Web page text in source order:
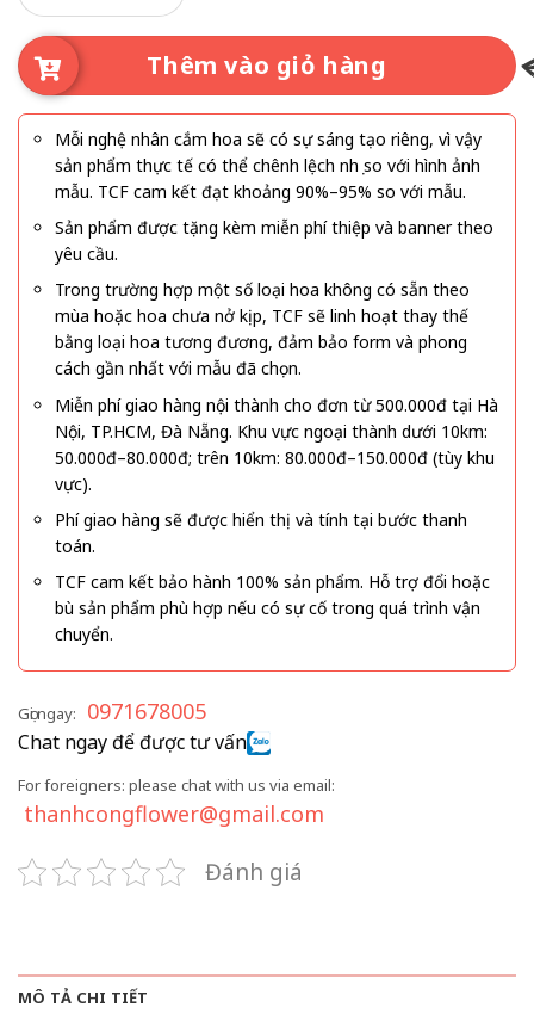
11.000.000₫.
10.100.000₫.
Thêm vào giỏ hàng
Mỗi nghệ nhân cắm hoa sẽ có sự sáng tạo riêng, vì vậy
sản phẩm thực tế có thể chênh lệch nhẹ so với hình ảnh
mẫu. TCF cam kết đạt khoảng 90%–95% so với mẫu.
Sản phẩm được tặng kèm miễn phí thiệp và banner theo
yêu cầu.
Trong trường hợp một số loại hoa không có sẵn theo
mùa hoặc hoa chưa nở kịp, TCF sẽ linh hoạt thay thế
bằng loại hoa tương đương, đảm bảo form và phong
cách gần nhất với mẫu đã chọn.
Miễn phí giao hàng nội thành cho đơn từ 500.000đ tại Hà
Nội, TP.HCM, Đà Nẵng. Khu vực ngoại thành dưới 10km:
50.000đ–80.000đ; trên 10km: 80.000đ–150.000đ (tùy khu
vực).
Phí giao hàng sẽ được hiển thị và tính tại bước thanh
toán.
TCF cam kết bảo hành 100% sản phẩm. Hỗ trợ đổi hoặc
bù sản phẩm phù hợp nếu có sự cố trong quá trình vận
chuyển.
Gọi ngay: 0971678005
Chat ngay để được tư vấn
For foreigners: please chat with us via email:
thanhcongflower@gmail.com
Đánh giá
MÔ TẢ CHI TIẾT